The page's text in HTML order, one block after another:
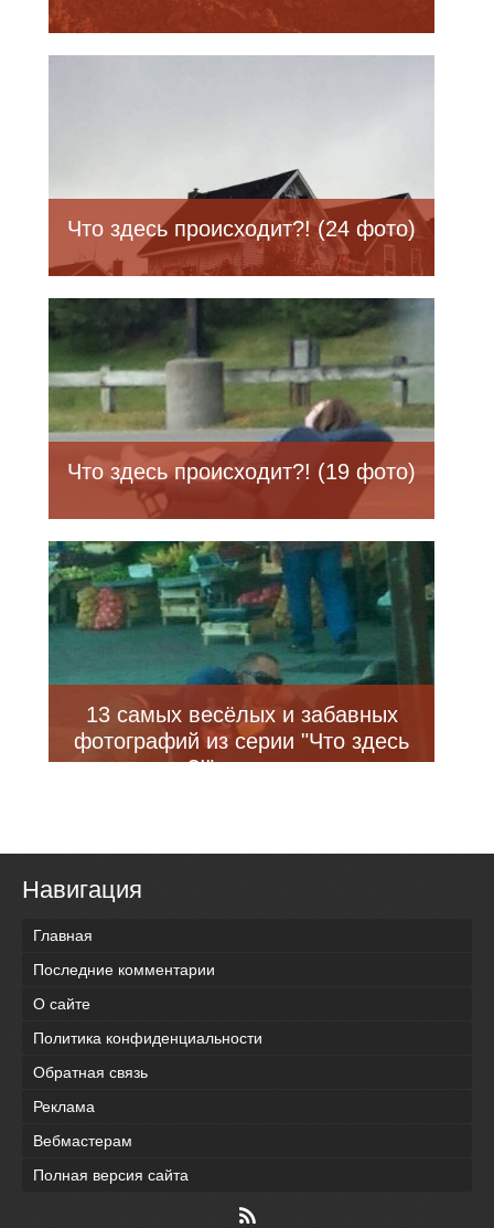
Что здесь происходит?! (24 фото)
Что здесь происходит?! (19 фото)
13 самых весёлых и забавных
фотографий из серии "Что здесь
происходит?!", которые вы когда-
Навигация
Главная
Последние комментарии
О сайте
Политика конфиденциальности
Обратная связь
Реклама
Вебмастерам
Полная версия сайта